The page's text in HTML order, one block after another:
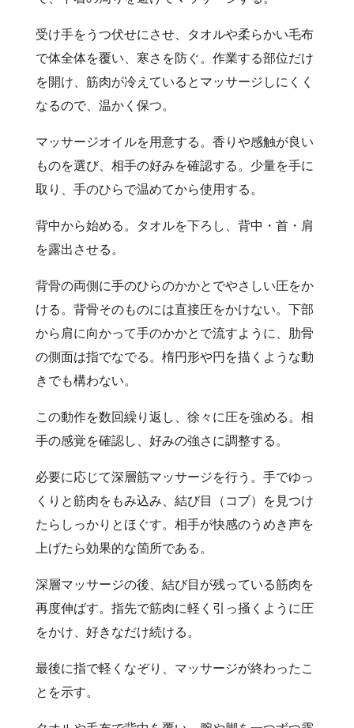
受け手をうつ伏せにさせ、タオルや柔らかい毛布
で体全体を覆い、寒さを防ぐ。作業する部位だけ
を開け、筋肉が冷えているとマッサージしにくく
なるので、温かく保つ。
マッサージオイルを用意する。香りや感触が良い
ものを選び、相手の好みを確認する。少量を手に
取り、手のひらで温めてから使用する。
背中から始める。タオルを下ろし、背中・首・肩
を露出させる。
背骨の両側に手のひらのかかとでやさしい圧をか
ける。背骨そのものには直接圧をかけない。下部
から肩に向かって手のかかとで流すように、肋骨
の側面は指でなでる。楕円形や円を描くような動
きでも構わない。
この動作を数回繰り返し、徐々に圧を強める。相
手の感覚を確認し、好みの強さに調整する。
必要に応じて深層筋マッサージを行う。手でゆっ
くりと筋肉をもみ込み、結び目（コブ）を見つけ
たらしっかりとほぐす。相手が快感のうめき声を
上げたら効果的な箇所である。
深層マッサージの後、結び目が残っている筋肉を
再度伸ばす。指先で筋肉に軽く引っ掻くように圧
をかけ、好きなだけ続ける。
最後に指で軽くなぞり、マッサージが終わったこ
とを示す。